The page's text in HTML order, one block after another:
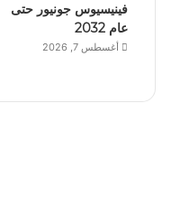
فينيسيوس جونيور حتى
عام 2032
أغسطس 7, 2026